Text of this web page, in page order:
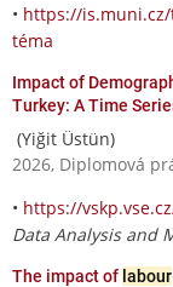
• https://
téma
Impact of
Turkey: A Time
(Yiğit Üstün)
2026, Diplomová
• https://
Data Analysis and
The impact of labour